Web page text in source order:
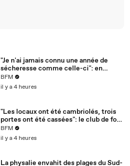
"Je n'ai jamais connu une année de
sécheresse comme celle-ci": en
Charente-Maritime, à cause de la
sécheresse, l'herbe de cette prairie
n'est plus comestible pour les vaches
BFM
il y a 4 heures
"Les locaux ont été cambriolés, trois
portes ont été cassées": le club de foot
de Champfleur victime d'un
cambriolage
BFM
il y a 4 heures
La physalie envahit des plages du Sud-